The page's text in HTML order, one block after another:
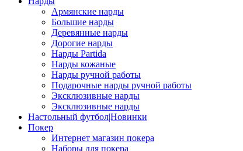
Армянские нарды
Большие нарды
Деревянные нарды
Дорогие нарды
Нарды Partida
Нарды кожаные
Нарды ручной работы
Подарочные нарды ручной работы
Эксклюзивные нарды
Эксклюзивные нарды
Настольный футбол|Новинки
Покер
Интернет магазин покера
Наборы для покера